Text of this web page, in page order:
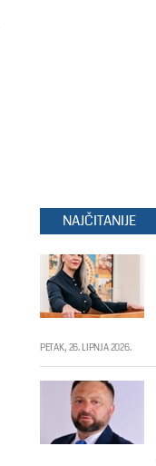
NAJČITANIJE
PETAK, 26. LIPNJA 2026.